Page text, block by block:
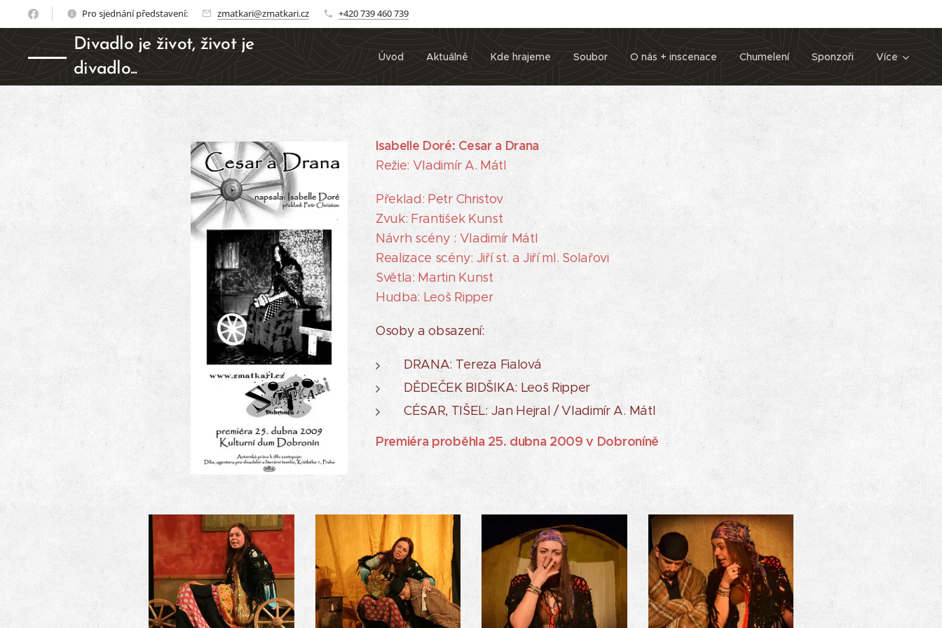
Pro sjednání představení: zmatkari@zmatkari.cz +420 739 460 739
Divadlo je život, život je
divadlo...
Úvod Aktuálně Kde hrajeme Soubor O nás + inscenace Chumelení Sponzoři Více
Isabelle Doré: Cesar a Drana
Režie: Vladimír A. Mátl
Překlad: Petr Christov
Zvuk: František Kunst
Návrh scény : Vladimír Mátl
Realizace scény: Jiří st. a Jiří ml. Solařovi
Světla: Martin Kunst
Hudba: Leoš Ripper
Osoby a obsazení:
DRANA: Tereza Fialová
DĚDEČEK BIDŠIKA: Leoš Ripper
CÉSAR, TIŠEL: Jan Hejral / Vladimír A. Mátl
Premiéra proběhla 25. dubna 2009 v Dobroníně